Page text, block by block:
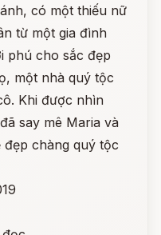
có một thiếu nữ
từ một gia đình
phú cho sắc đẹp
một nhà quý tộc
Khi được nhìn
say mê Maria và
đẹp chàng quý tộc